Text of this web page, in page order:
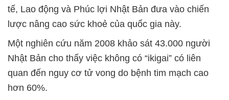
tế, Lao động và Phúc lợi Nhật Bản đưa vào chiến
lược nâng cao sức khoẻ của quốc gia này.
Một nghiên cứu năm 2008 khảo sát 43.000 người
Nhật Bản cho thấy việc không có “ikigai” có liên
quan đến nguy cơ tử vong do bệnh tim mạch cao
hơn 60%.